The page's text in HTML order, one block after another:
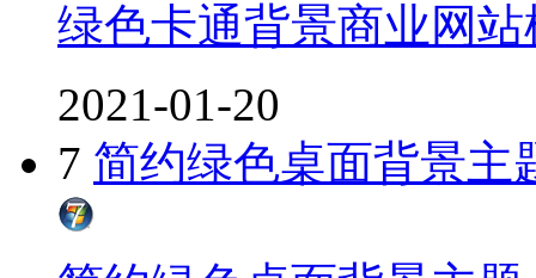
绿色卡通背景商业网站
2021-01-20
7 简约绿色桌面背景主